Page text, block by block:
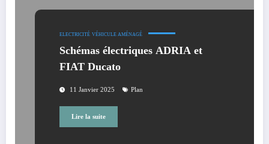
ELECTRICITÉ VÉHICULE AMÉNAGÉ
Schémas électriques ADRIA et
FIAT Ducato
11 Janvier 2025 Plan
Lire la suite